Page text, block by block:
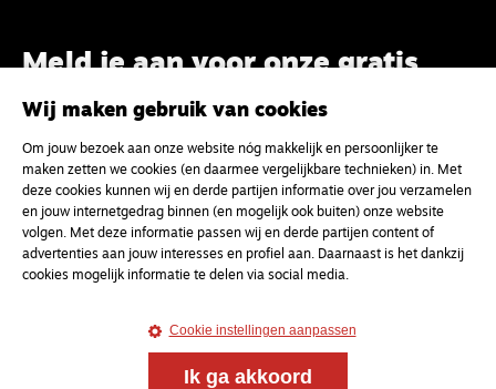
Meld je aan voor onze gratis
nieuwsbrief
uw e-mailadres
Wij maken gebruik van cookies
Om jouw bezoek aan onze website nóg makkelijk en persoonlijker te
maken zetten we cookies (en daarmee vergelijkbare technieken) in. Met
deze cookies kunnen wij en derde partijen informatie over jou verzamelen
en jouw internetgedrag binnen (en mogelijk ook buiten) onze website
volgen. Met deze informatie passen wij en derde partijen content of
advertenties aan jouw interesses en profiel aan. Daarnaast is het dankzij
cookies mogelijk informatie te delen via social media.
Cookie instellingen aanpassen
Ik ga akkoord